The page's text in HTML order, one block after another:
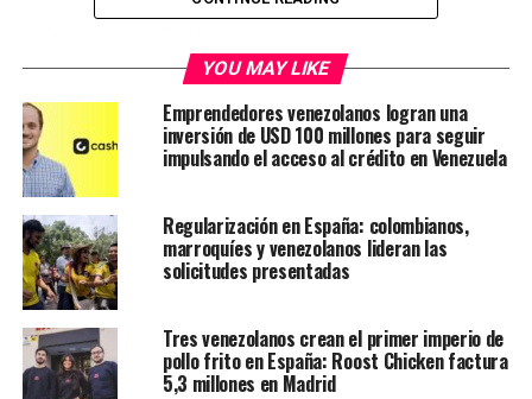
para algunas marcas de productos en Madrid. Aquí
reside actualmente, y se está abriendo camino como
actor.
Le puede interesar:Alberto Barrera Tyszka nominado
a los Premios Platino – Yo Soy Latino
Gamboa ha participado en la serie de Netflix “Machos
Alfa”, y manifestó que está muy agradecido por la
oportunidad que le han brindado los directores de la
serie Alberto y Laura Caballero.
YOU MAY LIKE
Emprendedores venezolanos logran una
inversión de USD 100 millones para seguir
impulsando el acceso al crédito en Venezuela
Regularización en España: colombianos,
marroquíes y venezolanos lideran las
solicitudes presentadas
Tres venezolanos crean el primer imperio de
pollo frito en España: Roost Chicken factura
5,3 millones en Madrid